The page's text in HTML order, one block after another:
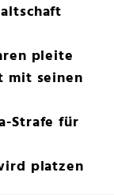
pleite
mit seinen
Strafe für
platzen